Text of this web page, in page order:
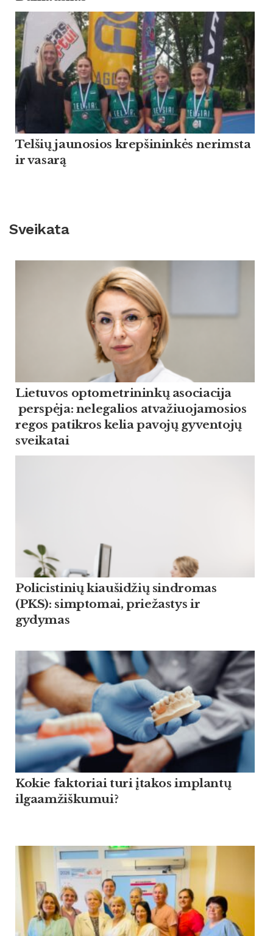
Tel­šių jau­no­sios krep­ši­ninkės ne­rims­ta
ir va­sarą
Sveikata
Lietuvos optometrininkų asociacija
perspėja: nelegalios atvažiuojamosios
regos patikros kelia pavojų gyventojų
sveikatai
Policistinių kiaušidžių sindromas
(PKS): simptomai, priežastys ir
gydymas
Kokie faktoriai turi įtakos implantų
ilgaamžiškumui?